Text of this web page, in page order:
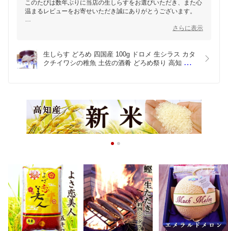
このたびは数年ぶりに当店の生しらすをお選びいただき、また心
温まるレビューをお寄せいただき誠にありがとうございます。
「やはりとても美味しかった」とのお言葉をいただき、スタッフ
前回はお酒のお供としてお楽しみいただき、今回は奥様にも「こ
れ、美味しいのねぇ♪」と喜んでいただけたとのこと、ご夫婦で
食卓を囲みながら召し上がっていただいている様子が目に浮か
れからも品質と鮮度にこだわってまいります。
ぜひまた季節の味覚とともに、生しらすもお楽しみいただければ
幸いです。
今後ともどうぞよろしくお願いいたします。
さらに表示
生しらす どろめ 四国産 100g ドロメ 生シラス カタ
クチイワシの稚魚 土佐の酒肴 どろめ祭り 高知 赤岡